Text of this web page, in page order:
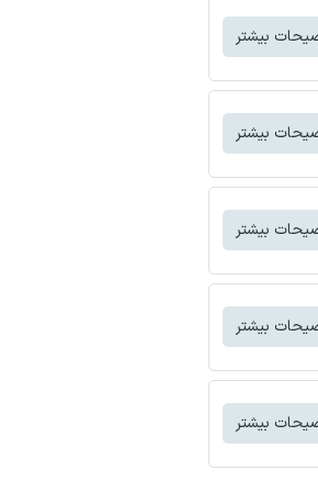
بیشتر
بیشتر
بیشتر
بیشتر
بیشتر